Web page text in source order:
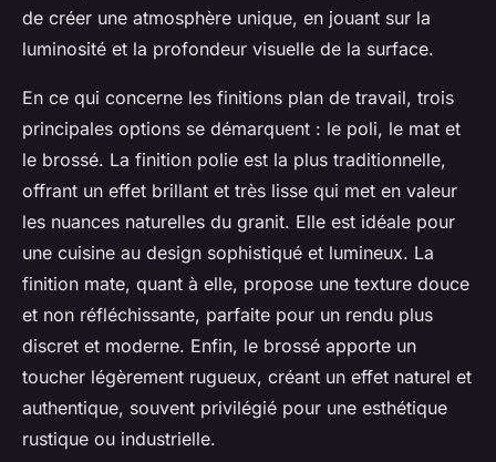
de créer une atmosphère unique, en jouant sur la
luminosité et la profondeur visuelle de la surface.
En ce qui concerne les finitions plan de travail, trois
principales options se démarquent : le poli, le mat et
le brossé. La finition polie est la plus traditionnelle,
offrant un effet brillant et très lisse qui met en valeur
les nuances naturelles du granit. Elle est idéale pour
une cuisine au design sophistiqué et lumineux. La
finition mate, quant à elle, propose une texture douce
et non réfléchissante, parfaite pour un rendu plus
discret et moderne. Enfin, le brossé apporte un
toucher légèrement rugueux, créant un effet naturel et
authentique, souvent privilégié pour une esthétique
rustique ou industrielle.